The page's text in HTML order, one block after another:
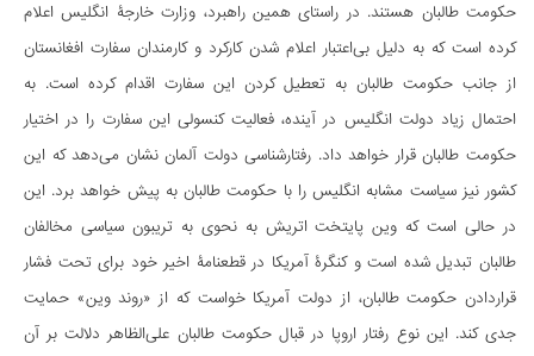
حکومت طالبان‌ هستند. در راستای همین راهبرد، وزارت خارجۀ انگلیس اعلام
کرده است که به دلیل بی‌اعتبار اعلام شدن کارکرد و کارمندان سفارت افغانستان
از جانب حکومت طالبان به تعطیل کردن این سفارت اقدام کرده است. به
احتمال زیاد دولت انگلیس در آینده، فعالیت کنسولی این سفارت را در اختیار
حکومت طالبان قرار خواهد داد. رفتارشناسی دولت آلمان نشان می‌دهد که این
کشور نیز سیاست مشابه انگلیس را با حکومت طالبان به پیش خواهد برد. این
در حالی است که وین پایتخت اتریش به نحوی به تریبون سیاسی مخالفان
طالبان تبدیل شده است و کنگرۀ آمریکا در قطعنامۀ اخیر خود برای تحت فشار
قراردادن حکومت طالبان، از دولت آمریکا خواست که از «روند وین» حمایت
جدی کند. این نوع رفتار اروپا در قبال حکومت طالبان علی‌الظاهر دلالت بر آن